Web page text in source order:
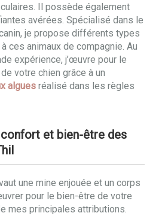
Il possède également
avérées. Spécialisé dans le
je propose différents types
ces animaux de compagnie. Au
expérience, j’œuvre pour le
votre chien grâce à un
algues réalisé dans les règles
et bien-être des
une mine enjouée et un corps
pour le bien-être de votre
mes principales attributions.